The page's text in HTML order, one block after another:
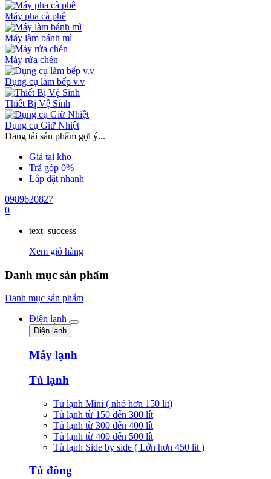
Máy pha cà phê
Máy làm bánh mì
Máy rửa chén
Dụng cụ làm bếp v.v
Thiết Bị Vệ Sinh
Dụng cụ Giữ Nhiệt
Đang tải sản phẩm gợi ý...
Giá tại kho
Trả góp 0%
Lắp đặt nhanh
0989620827
0
text_success
Xem giỏ hàng
Danh mục sản phẩm
Danh mục sản phẩm
Điện lạnh
Điện lạnh
Máy lạnh
Tủ lạnh
Tủ lạnh Mini ( nhỏ hơn 150 lit)
Tủ lạnh từ 150 đến 300 lít
Tủ lạnh từ 300 đến 400 lít
Tủ lạnh từ 400 đến 500 lít
Tủ lạnh Side by side ( Lớn hơn 450 lit )
Tủ đông